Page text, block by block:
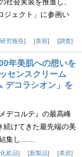
社会実装を推進し、
ジェクト」に参画い
研究報告 美容 調査
年美肌への想いを
センスクリーム
デコラシオン」を
デコルテ』の最高峰
続けてきた最先端の美
結集し……
化粧品 新製品 美容